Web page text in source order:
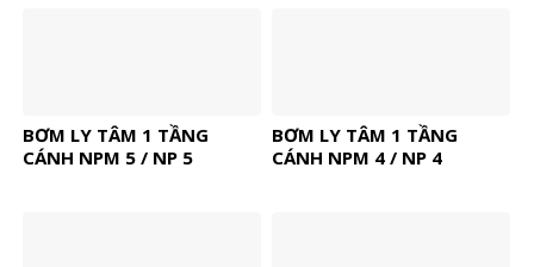
BƠM LY TÂM 1 TẦNG
CÁNH NPM 5 / NP 5
BƠM LY TÂM 1 TẦNG
CÁNH NPM 4 / NP 4